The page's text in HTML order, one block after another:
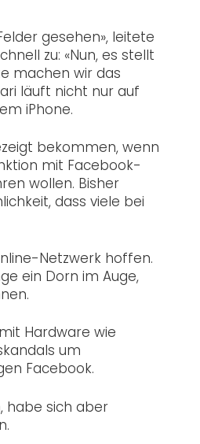
gesehen», leitete
zu: «Nun, es stellt
machen wir das
läuft nicht nur auf
iPhone.
bekommen, wenn
mit Facebook-
wollen. Bisher
dass viele bei
Netzwerk hoffen.
ein Dorn im Auge,
Hardware wie
um
Facebook.
habe sich aber